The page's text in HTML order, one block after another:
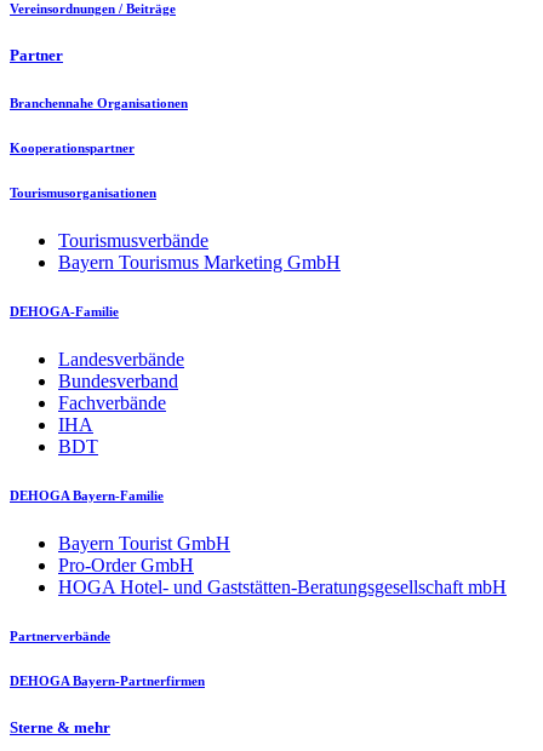
Vereinsordnungen / Beiträge
Partner
Branchennahe Organisationen
Kooperationspartner
Tourismusorganisationen
Tourismusverbände
Bayern Tourismus Marketing GmbH
DEHOGA-Familie
Landesverbände
Bundesverband
Fachverbände
IHA
BDT
DEHOGA Bayern-Familie
Bayern Tourist GmbH
Pro-Order GmbH
HOGA Hotel- und Gaststätten-Beratungsgesellschaft mbH
Partnerverbände
DEHOGA Bayern-Partnerfirmen
Sterne & mehr